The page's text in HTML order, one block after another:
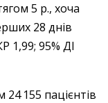
5 р., хоча
28 днів
1,99; 95% ДІ
155 пацієнтів